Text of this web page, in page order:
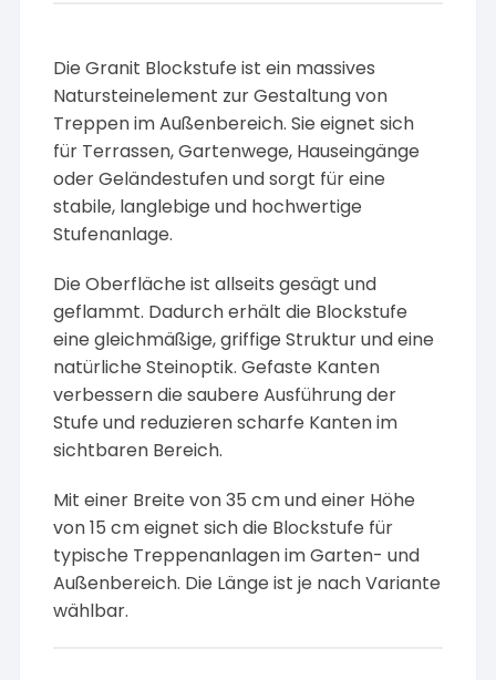
Die Granit Blockstufe ist ein massives
Natursteinelement zur Gestaltung von
Treppen im Außenbereich. Sie eignet sich
für Terrassen, Gartenwege, Hauseingänge
oder Geländestufen und sorgt für eine
stabile, langlebige und hochwertige
Stufenanlage.
Die Oberfläche ist allseits gesägt und
geflammt. Dadurch erhält die Blockstufe
eine gleichmäßige, griffige Struktur und eine
natürliche Steinoptik. Gefaste Kanten
verbessern die saubere Ausführung der
Stufe und reduzieren scharfe Kanten im
sichtbaren Bereich.
Mit einer Breite von 35 cm und einer Höhe
von 15 cm eignet sich die Blockstufe für
typische Treppenanlagen im Garten- und
Außenbereich. Die Länge ist je nach Variante
wählbar.